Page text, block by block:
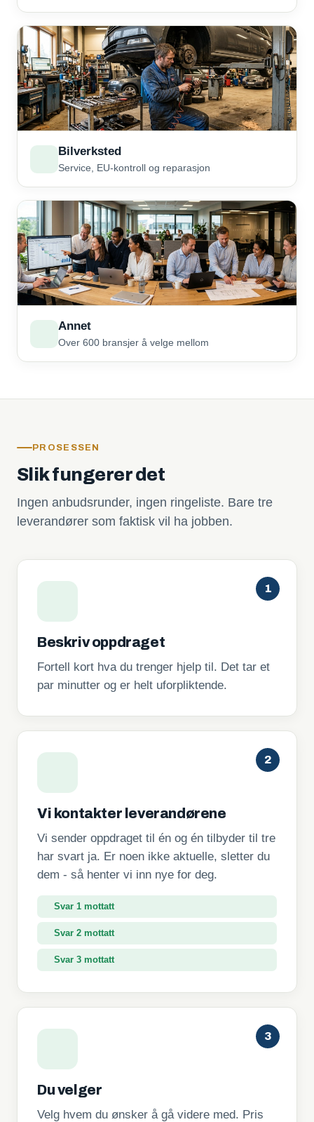
Bilverksted
Service, EU-kontroll og reparasjon
Annet
Over 600 bransjer å velge mellom
PROSESSEN
Slik fungerer det
Ingen anbudsrunder, ingen ringeliste. Bare tre
leverandører som faktisk vil ha jobben.
1
Beskriv oppdraget
Fortell kort hva du trenger hjelp til. Det tar et
par minutter og er helt uforpliktende.
2
Vi kontakter leverandørene
Vi sender oppdraget til én og én tilbyder til tre
har svart ja. Er noen ikke aktuelle, sletter du
dem - så henter vi inn nye for deg.
Svar 2 mottatt
Svar 3 mottatt
3
Du velger
Velg hvem du ønsker å gå videre med. Pris